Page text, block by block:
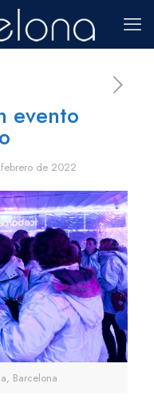
evento
de 2022
Barcelona